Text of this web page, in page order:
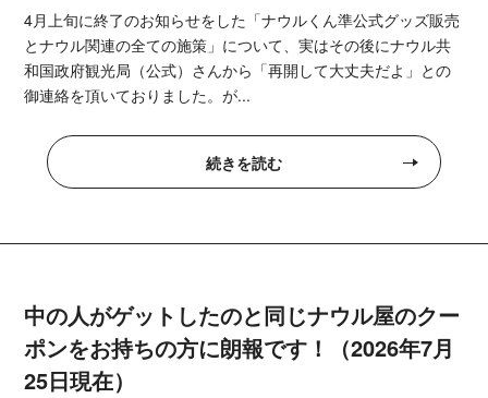
4月上旬に終了のお知らせをした「ナウルくん準公式グッズ販売
とナウル関連の全ての施策」について、実はその後にナウル共
和国政府観光局（公式）さんから「再開して大丈夫だよ」との
御連絡を頂いておりました。が...
続きを読む
中の人がゲットしたのと同じナウル屋のクー
ポンをお持ちの方に朗報です！（2026年7月
25日現在）